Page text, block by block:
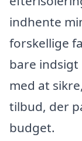
indhente
forskellige
bare
med at
tilbud, der
budget.